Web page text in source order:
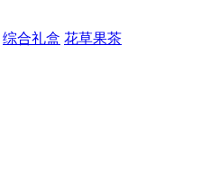
综合礼盒 花草果茶